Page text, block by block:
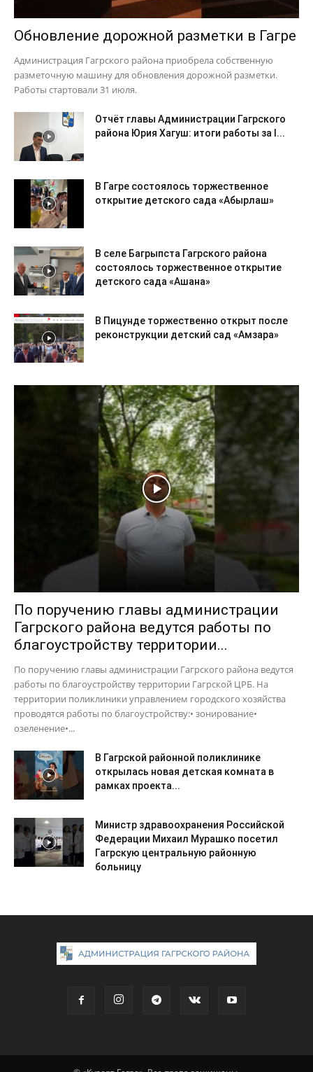
Обновление дорожной разметки в Гагре
Администрация Гагрского района приобрела собственную
разметочную машину для обновления дорожной разметки.
Работы стартовали 31 июля.
Отчёт главы Администрации Гагрского
района Юрия Хагуш: итоги работы за I...
В Гагре состоялось торжественное
открытие детского сада «Абырлаш»
В селе Багрыпста Гагрского района
состоялось торжественное открытие
детского сада «Ашана»
В Пицунде торжественно открыт после
реконструкции детский сад «Амзара»
По поручению главы администрации
Гагрского района ведутся работы по
благоустройству территории...
По поручению главы администрации Гагрского района ведутся
работы по благоустройству территории Гагрской ЦРБ. На
территории поликлиники управлением городского хозяйства
проводятся работы по благоустройству:• зонирование•
озеленение•...
В Гагрской районной поликлинике
открылась новая детская комната в
рамках проекта...
Министр здравоохранения Российской
Федерации Михаил Мурашко посетил
Гагрскую центральную районную
больницу